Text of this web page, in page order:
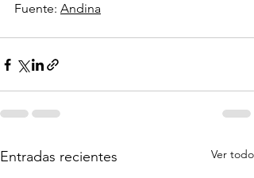
Fuente: Andina
Entradas recientes Ver todo